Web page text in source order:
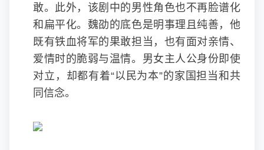
敢。此外，该剧中的男性角色也不再脸谱化
和扁平化。魏劭的底色是明事理且纯善，他
既有铁血将军的果敢担当，也有面对亲情、
爱情时的脆弱与温情。男女主人公身份即使
对立，却都有着“以民为本”的家国担当和共
同信念。